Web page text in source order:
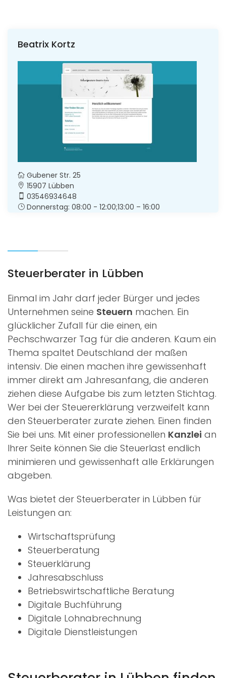
Beatrix Kortz
Gubener Str. 25
15907 Lübben
03546934648
Donnerstag: 08:00 - 12:00;13:00 – 16:00
Steuerberater in Lübben
Einmal im Jahr darf jeder Bürger und jedes
Unternehmen seine Steuern machen. Ein
glücklicher Zufall für die einen, ein
Pechschwarzer Tag für die anderen. Kaum ein
Thema spaltet Deutschland der maßen
intensiv. Die einen machen ihre gewissenhaft
immer direkt am Jahresanfang, die anderen
ziehen diese Aufgabe bis zum letzten Stichtag.
Wer bei der Steuererklärung verzweifelt kann
den Steuerberater zurate ziehen. Einen finden
Sie bei uns. Mit einer professionellen Kanzlei an
Ihrer Seite können Sie die Steuerlast endlich
minimieren und gewissenhaft alle Erklärungen
abgeben.
Was bietet der Steuerberater in Lübben für
Leistungen an:
Wirtschaftsprüfung
Steuerberatung
Steuerklärung
Jahresabschluss
Betriebswirtschaftliche Beratung
Digitale Buchführung
Digitale Lohnabrechnung
Digitale Dienstleistungen